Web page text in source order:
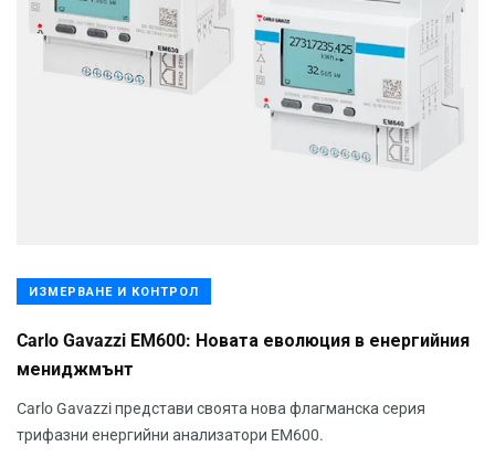
ИЗМЕРВАНЕ И КОНТРОЛ
Carlo Gavazzi EM600: Новата еволюция в енергийния
мениджмънт
Carlo Gavazzi представи своята нова флагманска серия
трифазни енергийни анализатори EM600.